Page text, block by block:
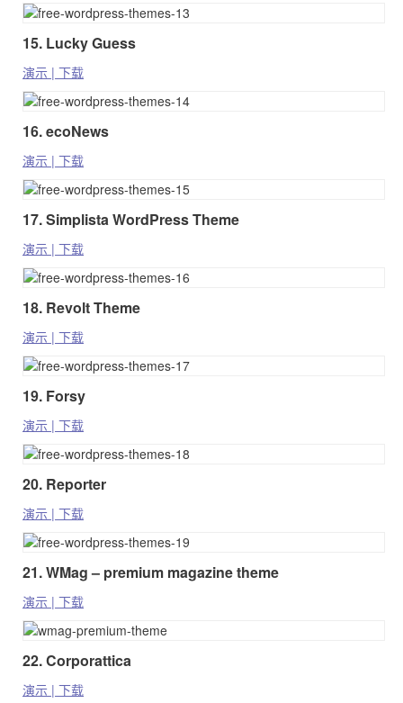
15. Lucky Guess
演示 | 下载
16. ecoNews
演示 | 下载
17. Simplista WordPress Theme
演示 | 下载
18. Revolt Theme
演示 | 下载
19. Forsy
演示 | 下载
20. Reporter
演示 | 下载
21. WMag – premium magazine theme
演示 | 下载
22. Corporattica
演示 | 下载